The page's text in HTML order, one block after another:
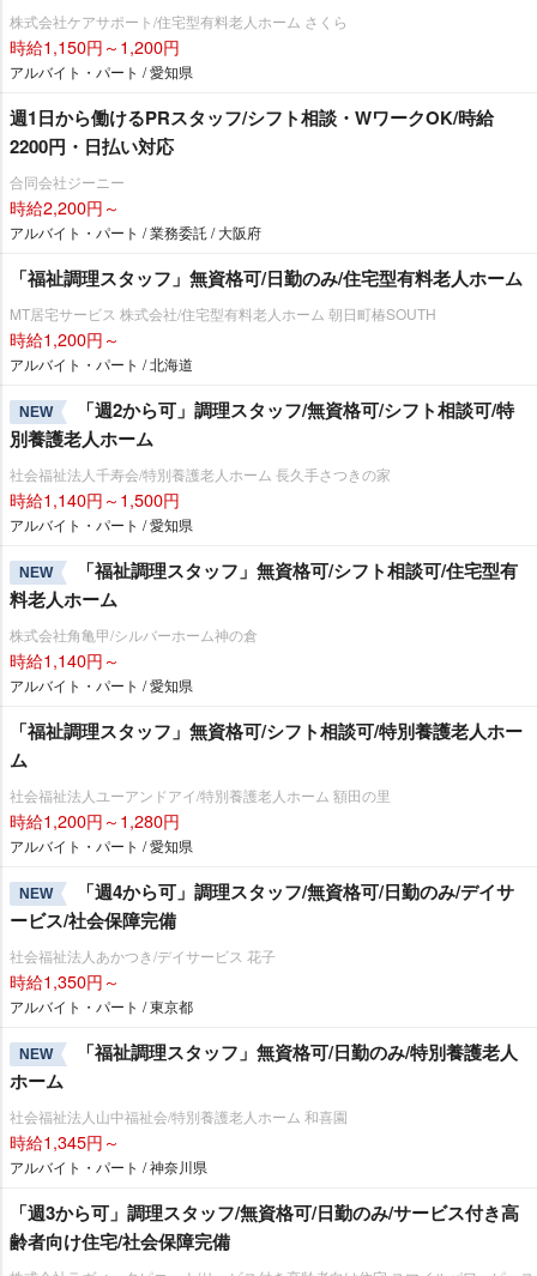
株式会社ケアサポート/住宅型有料老人ホーム さくら
時給1,150円～1,200円
アルバイト・パート / 愛知県
週1日から働けるPRスタッフ/シフト相談・WワークOK/時給
2200円・日払い対応
合同会社ジーニー
時給2,200円～
アルバイト・パート / 業務委託 / 大阪府
「福祉調理スタッフ」無資格可/日勤のみ/住宅型有料老人ホーム
MT居宅サービス 株式会社/住宅型有料老人ホーム 朝日町椿SOUTH
時給1,200円～
アルバイト・パート / 北海道
NEW
「週2から可」調理スタッフ/無資格可/シフト相談可/特
別養護老人ホーム
社会福祉法人千寿会/特別養護老人ホーム 長久手さつきの家
時給1,140円～1,500円
アルバイト・パート / 愛知県
NEW
「福祉調理スタッフ」無資格可/シフト相談可/住宅型有
料老人ホーム
株式会社角亀甲/シルバーホーム神の倉
時給1,140円～
アルバイト・パート / 愛知県
「福祉調理スタッフ」無資格可/シフト相談可/特別養護老人ホー
ム
社会福祉法人ユーアンドアイ/特別養護老人ホーム 額田の里
時給1,200円～1,280円
アルバイト・パート / 愛知県
NEW
「週4から可」調理スタッフ/無資格可/日勤のみ/デイサ
ービス/社会保障完備
社会福祉法人あかつき/デイサービス 花子
時給1,350円～
アルバイト・パート / 東京都
NEW
「福祉調理スタッフ」無資格可/日勤のみ/特別養護老人
ホーム
社会福祉法人山中福祉会/特別養護老人ホーム 和喜園
時給1,345円～
アルバイト・パート / 神奈川県
「週3から可」調理スタッフ/無資格可/日勤のみ/サービス付き高
齢者向け住宅/社会保障完備